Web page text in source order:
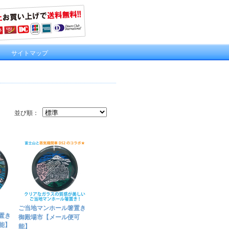
サイトマップ
並び順：
き
】
ご当地マンホール箸置き
御殿場市【メール便可
能】